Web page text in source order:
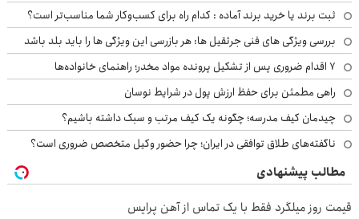
ثبت برند یا خرید برند آماده : کدام راه برای کسب‌وکار شما مناسب‌تر است؟
بررسی ویژگی های فنی جرثقیل ها: هر بازرسی این ویژگی ها را باید بلد باشد
۷ اقدام ضروری پس از تشکیل پرونده مواد مخدر؛ راهنمای خانواده‌ها
راهی مطمئن برای حفظ ارزش پول در شرایط نوسان
چیدمان کیف مدرسه؛ چگونه یک کیف مرتب و سبک داشته باشیم؟
ناگفته‌های طلاق توافقی در ایران؛ چرا حضور وکیل متخصص ضروری است؟
مطالب پیشنهادی
قیمت روز میلگرد فقط با یک تماس از آهن پرایس